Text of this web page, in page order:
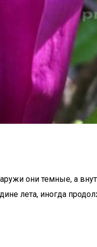
они темные, а
лета, иногда